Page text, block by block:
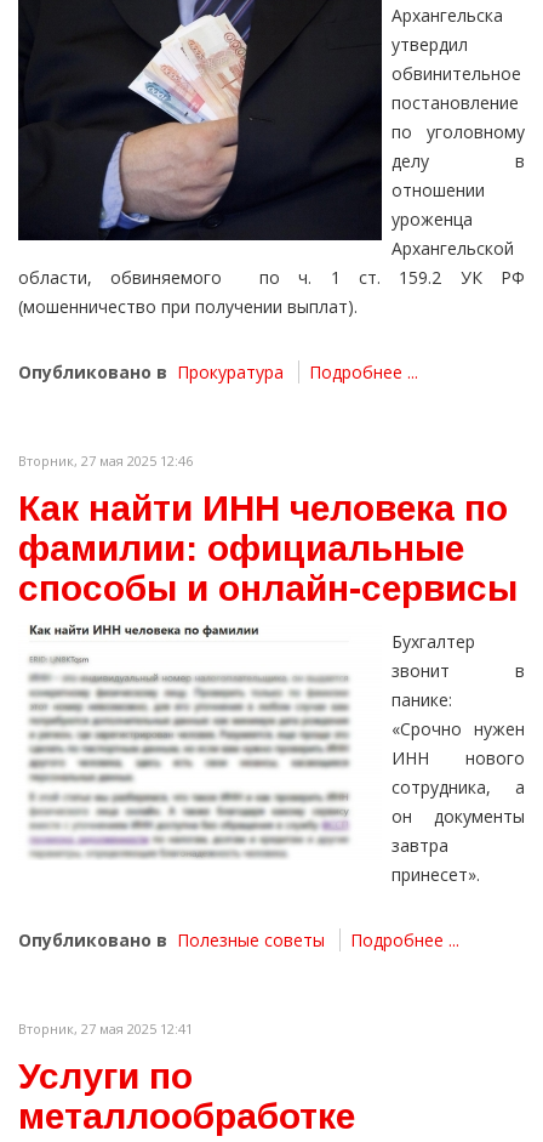
Архангельска
утвердил
обвинительное
постановление
по уголовному
делу в
отношении
уроженца
Архангельской
области, обвиняемого по ч. 1 ст. 159.2 УК РФ
(мошенничество при получении выплат).
Опубликовано в Прокуратура Подробнее ...
Вторник, 27 мая 2025 12:46
Как найти ИНН человека по
фамилии: официальные
способы и онлайн-сервисы
Бухгалтер
звонит в
панике:
«Срочно нужен
ИНН нового
сотрудника, а
он документы
завтра
принесет».
Опубликовано в Полезные советы Подробнее ...
Вторник, 27 мая 2025 12:41
Услуги по
металлообработке